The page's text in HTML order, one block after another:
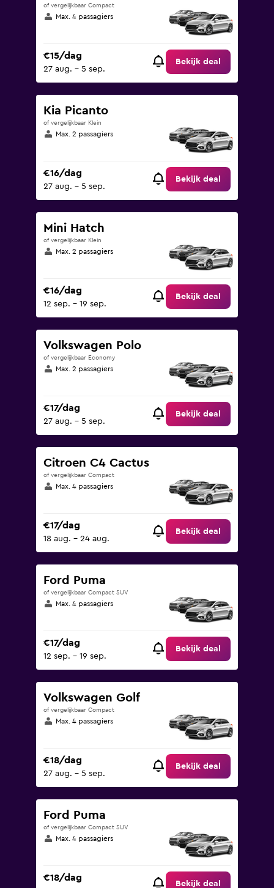
of vergelijkbaar Compact
Max. 4 passagiers
€15/dag
27 aug. - 5 sep.
Bekijk deal
Kia Picanto
of vergelijkbaar Klein
Max. 2 passagiers
€16/dag
27 aug. - 5 sep.
Bekijk deal
Mini Hatch
of vergelijkbaar Klein
Max. 2 passagiers
€16/dag
12 sep. - 19 sep.
Bekijk deal
Volkswagen Polo
of vergelijkbaar Economy
Max. 2 passagiers
€17/dag
27 aug. - 5 sep.
Bekijk deal
Citroen C4 Cactus
of vergelijkbaar Compact
Max. 4 passagiers
€17/dag
18 aug. - 24 aug.
Bekijk deal
Ford Puma
of vergelijkbaar Compact SUV
Max. 4 passagiers
€17/dag
12 sep. - 19 sep.
Bekijk deal
Volkswagen Golf
of vergelijkbaar Compact
Max. 4 passagiers
€18/dag
27 aug. - 5 sep.
Bekijk deal
Ford Puma
of vergelijkbaar Compact SUV
Max. 4 passagiers
€18/dag
Bekijk deal